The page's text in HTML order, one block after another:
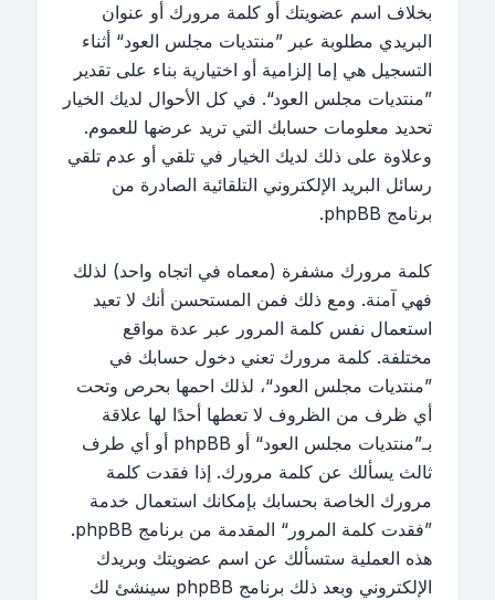
بخلاف اسم عضويتك أو كلمة مرورك أو عنوان
البريدي مطلوبة عبر ”منتديات مجلس العود“ أثناء
التسجيل هي إما إلزامية أو اختيارية بناء على تقدير
”منتديات مجلس العود“. في كل الأحوال لديك الخيار
تحديد معلومات حسابك التي تريد عرضها للعموم.
وعلاوة على ذلك لديك الخيار في تلقي أو عدم تلقي
رسائل البريد الإلكتروني التلقائية الصادرة من
برنامج phpBB.
كلمة مرورك مشفرة (معماه في اتجاه واحد) لذلك
فهي آمنة. ومع ذلك فمن المستحسن أنك لا تعيد
استعمال نفس كلمة المرور عبر عدة مواقع
مختلفة. كلمة مرورك تعني دخول حسابك في
”منتديات مجلس العود“، لذلك احمها بحرص وتحت
أي ظرف من الظروف لا تعطها أحدًا لها علاقة
بـ”منتديات مجلس العود“ أو phpBB أو أي طرف
ثالث يسألك عن كلمة مرورك. إذا فقدت كلمة
مرورك الخاصة بحسابك بإمكانك استعمال خدمة
”فقدت كلمة المرور“ المقدمة من برنامج phpBB.
هذه العملية ستسألك عن اسم عضويتك وبريدك
الإلكتروني وبعد ذلك برنامج phpBB سينشئ لك